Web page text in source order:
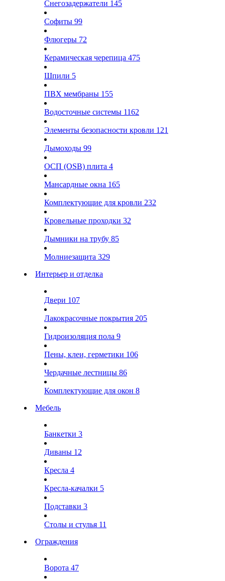
Снегозадержатели 145
Софиты 99
Флюгеры 72
Керамическая черепица 475
Шпили 5
ПВХ мембраны 155
Водосточные системы 1162
Элементы безопасности кровли 121
Дымоходы 99
ОСП (OSB) плита 4
Мансардные окна 165
Комплектующие для кровли 232
Кровельные проходки 32
Дымники на трубу 85
Молниезащита 329
Интерьер и отделка
Двери 107
Лакокрасочные покрытия 205
Гидроизоляция пола 9
Пены, клеи, герметики 106
Чердачные лестницы 86
Комплектующие для окон 8
Мебель
Банкетки 3
Диваны 12
Кресла 4
Кресла-качалки 5
Подставки 3
Столы и стулья 11
Ограждения
Ворота 47